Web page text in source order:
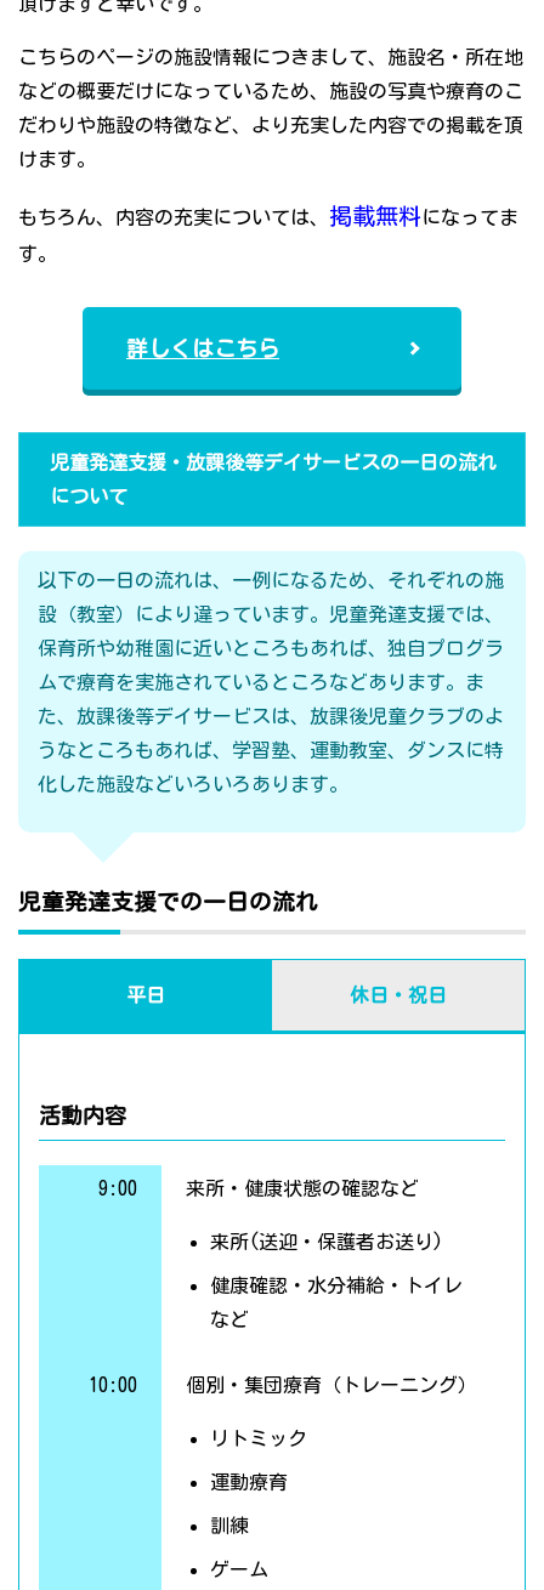
頂けますと幸いです。
こちらのページの施設情報につきまして、施設名・所在地
などの概要だけになっているため、施設の写真や療育のこ
だわりや施設の特徴など、より充実した内容での掲載を頂
けます。
もちろん、内容の充実については、 掲載無料になってま
す。
詳しくはこちら
児童発達支援・放課後等デイサービスの一日の流れ
について
以下の一日の流れは、一例になるため、それぞれの施
設（教室）により違っています。児童発達支援では、
保育所や幼稚園に近いところもあれば、独自プログラ
ムで療育を実施されているところなどあります。ま
た、放課後等デイサービスは、放課後児童クラブのよ
うなところもあれば、学習塾、運動教室、ダンスに特
化した施設などいろいろあります。
児童発達支援での一日の流れ
平日 休日・祝日
活動内容
9:00 来所・健康状態の確認など
来所(送迎・保護者お送り)
健康確認・水分補給・トイレ
など
10:00 個別・集団療育（トレーニング）
リトミック
運動療育
訓練
ゲーム